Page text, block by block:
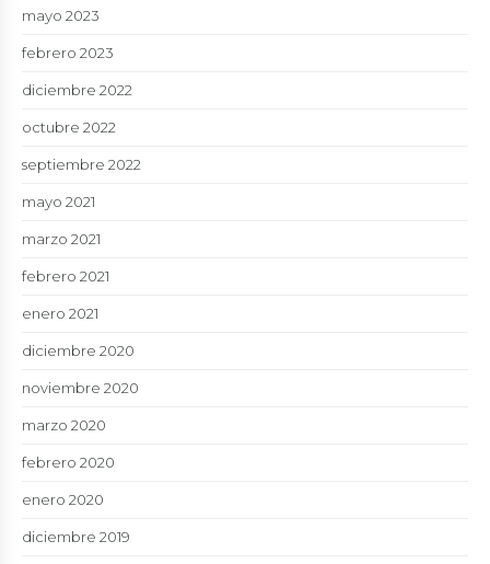
mayo 2023
febrero 2023
diciembre 2022
octubre 2022
septiembre 2022
mayo 2021
marzo 2021
febrero 2021
enero 2021
diciembre 2020
noviembre 2020
marzo 2020
febrero 2020
enero 2020
diciembre 2019